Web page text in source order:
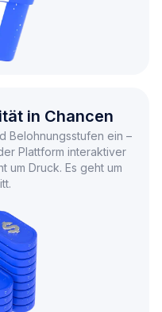
in Chancen
Belohnungsstufen ein –
Plattform interaktiver
um Druck. Es geht um